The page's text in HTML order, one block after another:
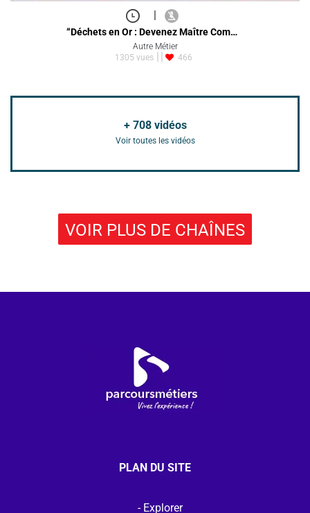
“Déchets en Or : Devenez Maître Com…
Autre Métier
1305 vues
466
+ 708vidéos
Voir toutes les vidéos
VOIR PLUS DE CHAÎNES
PLAN DU SITE
Explorer